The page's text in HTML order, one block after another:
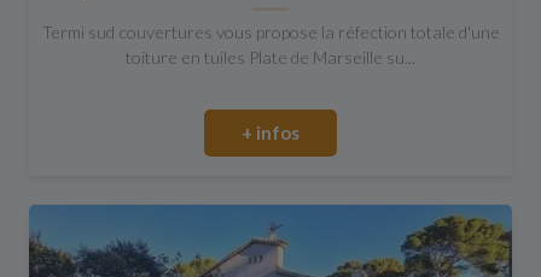
Termi sud couvertures vous propose la réfection totale d'une
toiture en tuiles Plate de Marseille su...
+ infos